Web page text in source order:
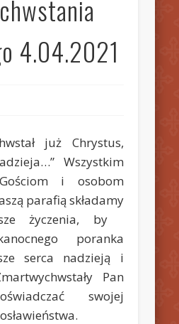
4.04.2021
już Chrystus,
Wszystkim
i osobom
parafią składamy
życzenia, by
poranka
serca nadzieją i
Pan
swojej